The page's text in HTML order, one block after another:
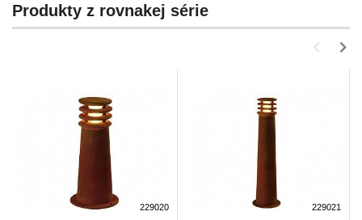
Produkty z rovnakej série
229020 229021